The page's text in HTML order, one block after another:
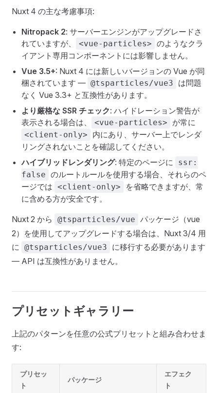
Nuxt 4 の主な考慮事項:
Nitropack 2: サーバーエンジンがアップグレードさ
れていますが、
<vue-particles> のようなクラ
イアント専用コンポーネントには影響しません。
Vue 3.5+: Nuxt 4 には新しいバージョンの Vue が同
梱されています — @tsparticles/vue3
は問題
なく Vue 3.3+ と互換性があります。
より厳格な SSR チェック: ハイドレーション警告が
表示される場合は、
<vue-particles> が常に
<client-only>
内にあり、サーバー上でレンダ
リングされないことを確認してください。
ハイブリッドレンダリング: 特定のページに
ssr:
false のルートルールを使用する場合、それらのペ
ージでは <client-only>
を省略できますが、常
に含める方が安全です。
Nuxt 2 から @tsparticles/vue パッケージ（vue
2）を使用してアップグレードする場合は、Nuxt 3/4 用
に
@tsparticles/vue3
に移行する必要があります
— API は互換性がありません。
プリセットギャラリー
上記のパターンを任意の公式プリセットと組み合わせま
す:
プリセッ
ト
パッケージ
エフェク
ト